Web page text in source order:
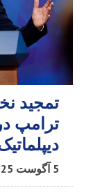
تمجید
ترامپ
5 آگوست 21:25